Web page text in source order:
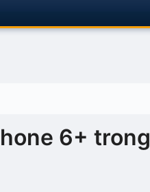
6+ trong